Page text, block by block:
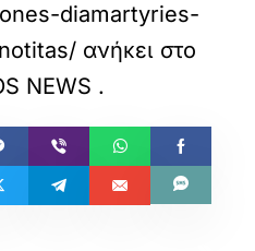
diamartyries-
ανήκει στο
NEWS .